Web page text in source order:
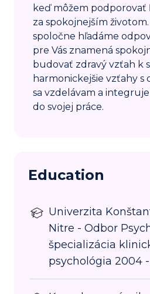
keď môžem podporovať
za spokojnejším
spoločne hľadáme
pre Vás znamená
budovať zdravý vzťah k
harmonickejšie vzťahy s
sa vzdelávam a
do svojej práce.
Education
Univerzita
Nitre - Odbor
špecializácia
psychológia 2004